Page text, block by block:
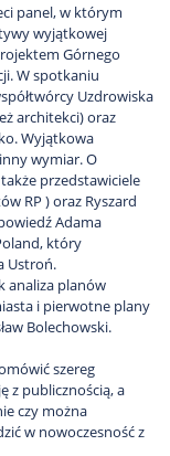
panel, w którym
wyjątkowej
Górnego
W spotkaniu
Uzdrowiska
architekci) oraz
Wyjątkowa
wymiar. O
przedstawiciele
RP ) oraz Ryszard
Adama
który
Ustroń.
analiza planów
i pierwotne plany
Bolechowski.
szereg
z publicznością, a
czy można
w nowoczesność z